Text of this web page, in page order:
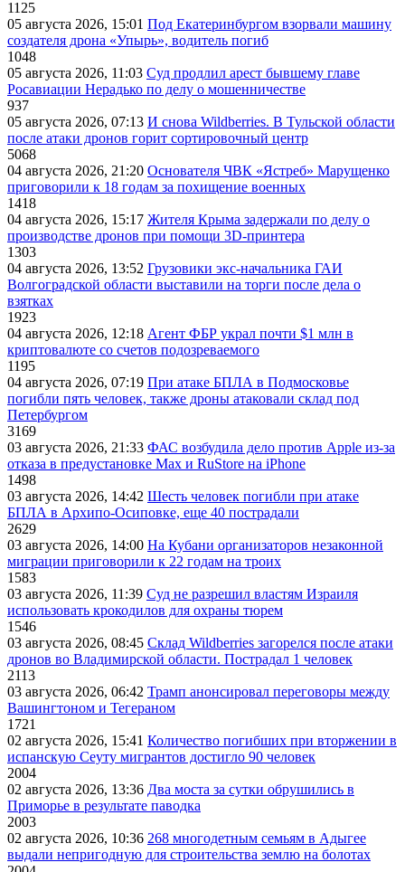
1125
05 августа 2026, 15:01 Под Екатеринбургом взорвали машину
создателя дрона «Упырь», водитель погиб
1048
05 августа 2026, 11:03 Суд продлил арест бывшему главе
Росавиации Нерадько по делу о мошенничестве
937
05 августа 2026, 07:13 И снова Wildberries. В Тульской области
после атаки дронов горит сортировочный центр
5068
04 августа 2026, 21:20 Основателя ЧВК «Ястреб» Марущенко
приговорили к 18 годам за похищение военных
1418
04 августа 2026, 15:17 Жителя Крыма задержали по делу о
производстве дронов при помощи 3D‑принтера
1303
04 августа 2026, 13:52 Грузовики экс-начальника ГАИ
Волгоградской области выставили на торги после дела о
взятках
1923
04 августа 2026, 12:18 Агент ФБР украл почти $1 млн в
криптовалюте со счетов подозреваемого
1195
04 августа 2026, 07:19 При атаке БПЛА в Подмосковье
погибли пять человек, также дроны атаковали склад под
Петербургом
3169
03 августа 2026, 21:33 ФАС возбудила дело против Apple из-за
отказа в предустановке Max и RuStore на iPhone
1498
03 августа 2026, 14:42 Шесть человек погибли при атаке
БПЛА в Архипо-Осиповке, еще 40 пострадали
2629
03 августа 2026, 14:00 На Кубани организаторов незаконной
миграции приговорили к 22 годам на троих
1583
03 августа 2026, 11:39 Суд не разрешил властям Израиля
использовать крокодилов для охраны тюрем
1546
03 августа 2026, 08:45 Склад Wildberries загорелся после атаки
дронов во Владимирской области. Пострадал 1 человек
2113
03 августа 2026, 06:42 Трамп анонсировал переговоры между
Вашингтоном и Тегераном
1721
02 августа 2026, 15:41 Количество погибших при вторжении в
испанскую Сеуту мигрантов достигло 90 человек
2004
02 августа 2026, 13:36 Два моста за сутки обрушились в
Приморье в результате паводка
2003
02 августа 2026, 10:36 268 многодетным семьям в Адыгее
выдали непригодную для строительства землю на болотах